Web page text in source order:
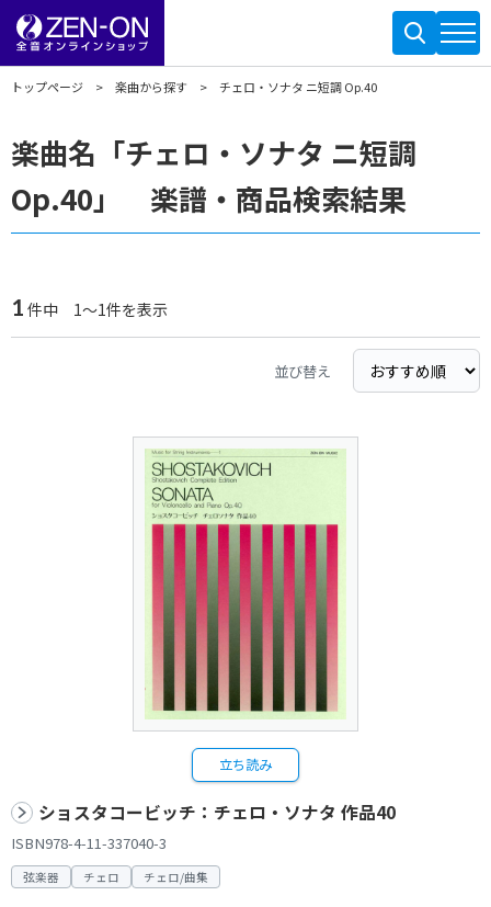
トップページ 楽曲から探す チェロ・ソナタ ニ短調 Op.40
楽曲名「チェロ・ソナタ ニ短調
Op.40」 楽譜・商品検索結果
1 件中 1～1件を表示
並び替え
立ち読み
ショスタコービッチ：チェロ・ソナタ 作品40
ISBN978-4-11-337040-3
弦楽器 チェロ チェロ/曲集